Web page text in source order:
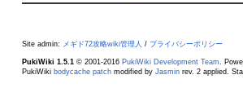
Site admin: メギド72攻略wiki管理人 / プライバシーポリシー
PukiWiki 1.5.1 © 2001-2016 PukiWiki Development Team .
PukiWiki bodycache patchmodified by Jasminrev. 2 applied.